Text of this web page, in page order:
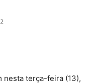
nesta terça-feira (13),